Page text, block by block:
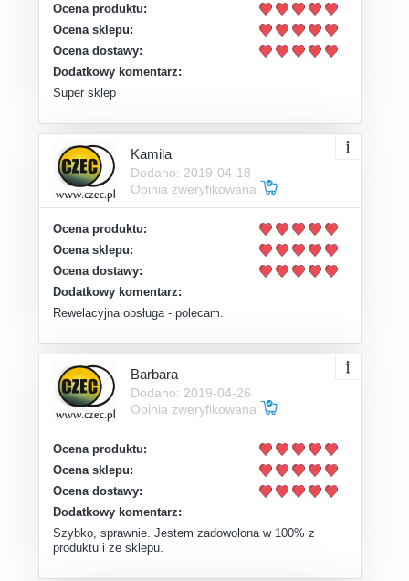
Ocena produktu:
Ocena sklepu:
Ocena dostawy:
Dodatkowy komentarz:
Super sklep
Kamila
Dodano: 2019-04-18
Opinia zweryfikowana
Ocena produktu:
Ocena sklepu:
Ocena dostawy:
Dodatkowy komentarz:
Rewelacyjna obsługa - polecam.
Barbara
Dodano: 2019-04-26
Opinia zweryfikowana
Ocena produktu:
Ocena sklepu:
Ocena dostawy:
Dodatkowy komentarz:
Szybko, sprawnie. Jestem zadowolona w 100% z
produktu i ze sklepu.